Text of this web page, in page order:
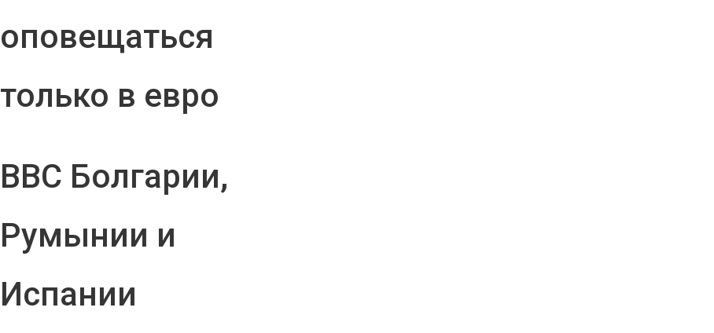
оповещаться
только в евро
ВВС Болгарии,
Румынии и
Испании